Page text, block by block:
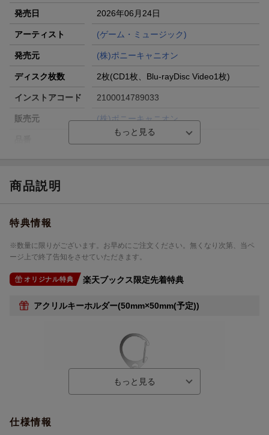
袋が当たる！
【楽天24】日用品の楽天24と楽天ブックス買いまわりでク
ーポン★
発売日 2026年06月24日
アーティスト (ゲーム・ミュージック)
発売元 (株)ポニーキャニオン
ディスク枚数 2枚(CD1枚、Blu-rayDisc Video1枚)
インストアコード 2100014789033
販売元 (株)ポニーキャニオン
商品説明
特典情報
※数量に限りがございます。お早めにご注文ください。無くなり次第、当ペ
ージ上で終了告知をさせていただきます。
オリジナル特典 楽天ブックス限定先着特典
アクリルキーホルダー(50mm×50mm(予定))
仕様情報